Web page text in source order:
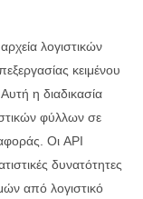
λογιστικών
κειμένου
η διαδικασία
φύλλων σε
Οι API
δυνατότητες
από λογιστικό